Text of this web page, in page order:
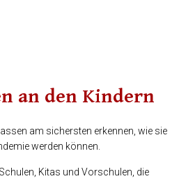
an den Kindern
am sichersten erkennen, wie sie
werden können.
Kitas und Vorschulen, die